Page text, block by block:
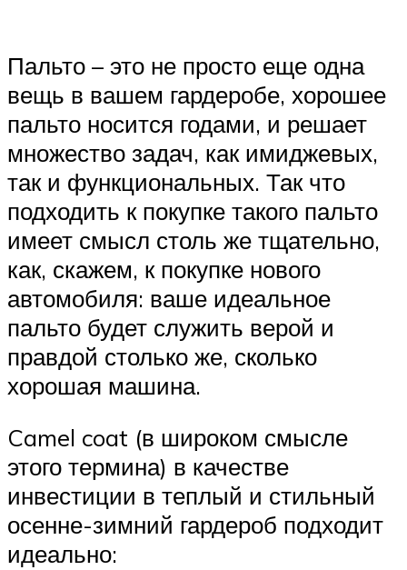
Пальто – это не просто еще одна
вещь в вашем гардеробе, хорошее
пальто носится годами, и решает
множество задач, как имиджевых,
так и функциональных. Так что
подходить к покупке такого пальто
имеет смысл столь же тщательно,
как, скажем, к покупке нового
автомобиля: ваше идеальное
пальто будет служить верой и
правдой столько же, сколько
хорошая машина.
Camel coat (в широком смысле
этого термина) в качестве
инвестиции в теплый и стильный
осенне-зимний гардероб подходит
идеально: